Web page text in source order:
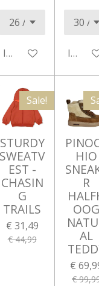
In winkelwagen
In
Sale!
STURDY
SWEATV
EST -
CHASIN
G
TRAILS
€ 31,49
€ 44,99
HIO
R
OOG
AL
€
€